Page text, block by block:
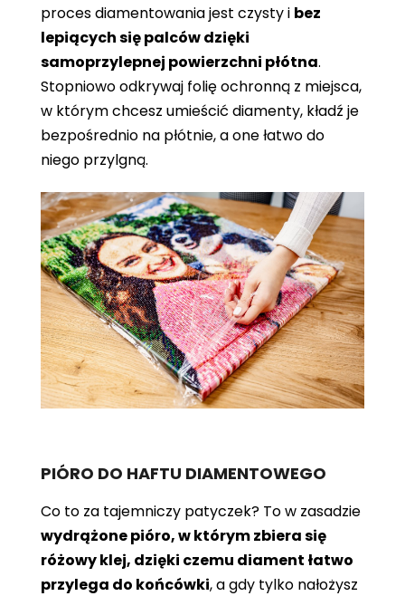
proces diamentowania jest czysty i bez
lepiących się palców dzięki
samoprzylepnej powierzchni płótna.
Stopniowo odkrywaj folię ochronną z miejsca,
w którym chcesz umieścić diamenty, kładź je
bezpośrednio na płótnie, a one łatwo do
niego przylgną.
PIÓRO DO HAFTU DIAMENTOWEGO
Co to za tajemniczy patyczek? To w zasadzie
wydrążone pióro, w którym zbiera się
różowy klej, dzięki czemu diament łatwo
przylega do końcówki, a gdy tylko nałożysz